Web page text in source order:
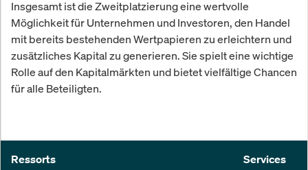
Insgesamt ist die Zweitplatzierung eine wertvolle
Möglichkeit für Unternehmen und Investoren, den Handel
mit bereits bestehenden Wertpapieren zu erleichtern und
zusätzliches Kapital zu generieren. Sie spielt eine wichtige
Rolle auf den Kapitalmärkten und bietet vielfältige Chancen
für alle Beteiligten.
Ressorts Services